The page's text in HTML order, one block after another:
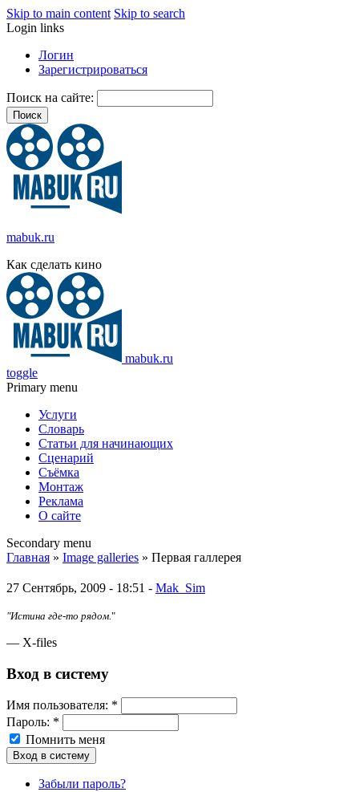
Skip to main content Skip to search
Login links
Логин
Зарегистрироваться
Поиск на сайте:
mabuk.ru
Как сделать кино
mabuk.ru
toggle
Primary menu
Услуги
Словарь
Статьи для начинающих
Сценарий
Съёмка
Монтаж
Реклама
О сайте
Secondary menu
Главная » Image galleries » Первая галлерея
27 Сентябрь, 2009 - 18:51 - Mak_Sim
"Истина где-то рядом. "
— X-files
Вход в систему
Имя пoльзовaтeля: *
Пароль: *
Помнить меня
Забыли пароль?